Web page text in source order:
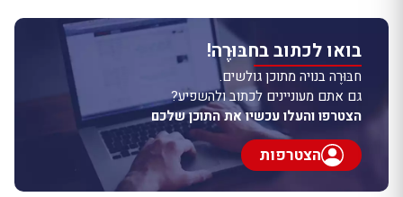
בואו לכתוב בחבּוּרֶה!
חבּוּרֶה בנויה מתוכן גולשים.
גם אתם מעוניינים לכתוב ולהשפיע?
הצטרפו והעלו עכשיו את התוכן שלכם
הצטרפות